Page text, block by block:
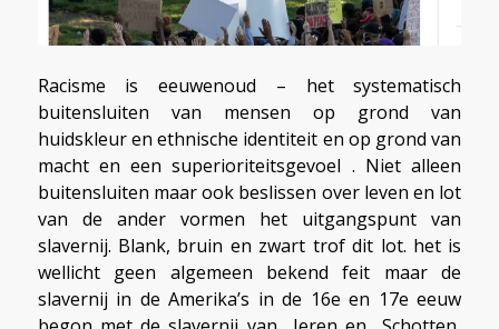
Racisme is eeuwenoud – het systematisch
buitensluiten van mensen op grond van
huidskleur en ethnische identiteit en op grond van
macht en een superioriteitsgevoel . Niet alleen
buitensluiten maar ook beslissen over leven en lot
van de ander vormen het uitgangspunt van
slavernij. Blank, bruin en zwart trof dit lot. het is
wellicht geen algemeen bekend feit maar de
slavernij in de Amerika’s in de 16e en 17e eeuw